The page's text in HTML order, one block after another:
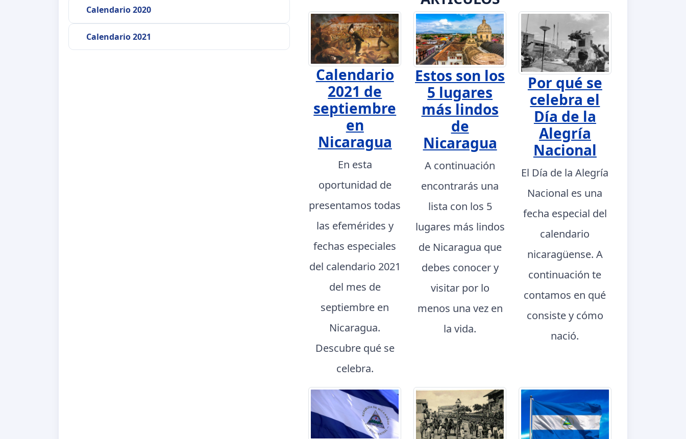
Calendario 2020
Calendario 2021
Calendario
2021 de
septiembre
en
Nicaragua
En esta
oportunidad de
presentamos todas
las efemérides y
fechas especiales
del calendario 2021
del mes de
septiembre en
Nicaragua.
Descubre qué se
celebra.
Estos son los
5 lugares
más lindos
de
Nicaragua
A continuación
encontrarás una
lista con los 5
lugares más lindos
de Nicaragua que
debes conocer y
visitar por lo
menos una vez en
la vida.
Por qué se
celebra el
Día de la
Alegría
Nacional
El Día de la Alegría
Nacional es una
fecha especial del
calendario
nicaragüense. A
continuación te
contamos en qué
consiste y cómo
nació.